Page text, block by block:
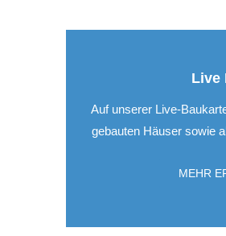
Live
Auf unserer Live-
gebauten Häuser sowie
MEHR